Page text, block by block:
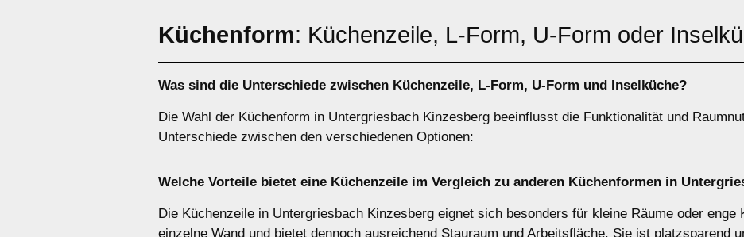
Küchenform: Küchenzeile, L-Form, U-Form oder
Was sind die Unterschiede zwischen Küchenzeile, L-Form, U-Form und Inselküche?
Die Wahl der Küchenform in Untergriesbach Kinzesberg beeinflusst die Funktionalität und
Unterschiede zwischen den verschiedenen Optionen:
Welche Vorteile bietet eine Küchenzeile im Vergleich zu anderen Küchenformen in
Die Küchenzeile in Untergriesbach Kinzesberg eignet sich besonders für kleine Räume oder enge
einzelne Wand und bietet dennoch ausreichend Stauraum und Arbeitsfläche. Sie ist platzsparend